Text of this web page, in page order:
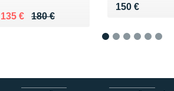
180 €
Au lieu de 180 €
135 €
Vendu 135 €
150 €
Vendu 150 €